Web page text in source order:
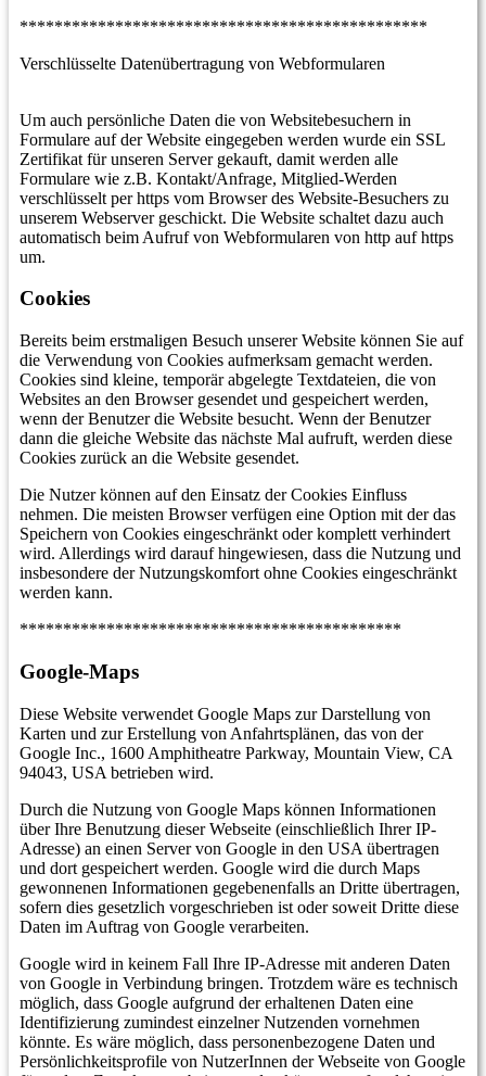
***********************************************
Verschlüsselte Datenübertragung von Webformularen
Um auch persönliche Daten die von Websitebesuchern in
Formulare auf der Website eingegeben werden wurde ein SSL
Zertifikat für unseren Server gekauft, damit werden alle
Formulare wie z.B. Kontakt/Anfrage, Mitglied-Werden
verschlüsselt per https vom Browser des Website-Besuchers zu
unserem Webserver geschickt. Die Website schaltet dazu auch
automatisch beim Aufruf von Webformularen von http auf https
um.
Cookies
Bereits beim erstmaligen Besuch unserer Website können Sie auf
die Verwendung von Cookies aufmerksam gemacht werden.
Cookies sind kleine, temporär abgelegte Textdateien, die von
Websites an den Browser gesendet und gespeichert werden,
wenn der Benutzer die Website besucht. Wenn der Benutzer
dann die gleiche Website das nächste Mal aufruft, werden diese
Cookies zurück an die Website gesendet.
Die Nutzer können auf den Einsatz der Cookies Einfluss
nehmen. Die meisten Browser verfügen eine Option mit der das
Speichern von Cookies eingeschränkt oder komplett verhindert
wird. Allerdings wird darauf hingewiesen, dass die Nutzung und
insbesondere der Nutzungskomfort ohne Cookies eingeschränkt
werden kann.
********************************************
Google-Maps
Diese Website verwendet Google Maps zur Darstellung von
Karten und zur Erstellung von Anfahrtsplänen, das von der
Google Inc., 1600 Amphitheatre Parkway, Mountain View, CA
94043, USA betrieben wird.
Durch die Nutzung von Google Maps können Informationen
über Ihre Benutzung dieser Webseite (einschließlich Ihrer IP-
Adresse) an einen Server von Google in den USA übertragen
und dort gespeichert werden. Google wird die durch Maps
gewonnenen Informationen gegebenenfalls an Dritte übertragen,
sofern dies gesetzlich vorgeschrieben ist oder soweit Dritte diese
Daten im Auftrag von Google verarbeiten.
Google wird in keinem Fall Ihre IP-Adresse mit anderen Daten
von Google in Verbindung bringen. Trotzdem wäre es technisch
möglich, dass Google aufgrund der erhaltenen Daten eine
Identifizierung zumindest einzelner Nutzenden vornehmen
könnte. Es wäre möglich, dass personenbezogene Daten und
Persönlichkeitsprofile von NutzerInnen der Webseite von Google